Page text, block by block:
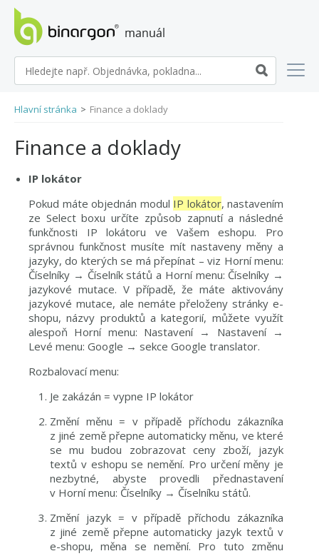
Hlavní stránka > Finance a doklady
Finance a doklady
IP lokátor
Pokud máte objednán modul IP lokátor, nastavením
ze Select boxu určíte způsob zapnutí a následné
funkčnosti IP lokátoru ve Vašem eshopu. Pro
správnou funkčnost musíte mít nastaveny měny a
jazyky, do kterých se má přepínat – viz Horní menu:
Číselníky → Číselník států a Horní menu: Číselníky →
jazykové mutace. V případě, že máte aktivovány
jazykové mutace, ale nemáte přeloženy stránky e-
shopu, názvy produktů a kategorií, můžete využít
alespoň Horní menu: Nastavení → Nastavení →
Levé menu: Google → sekce Google translator.
Rozbalovací menu:
Je zakázán = vypne IP lokátor
Změní měnu = v případě příchodu zákazníka
z jiné země přepne automaticky měnu, ve které
se mu budou zobrazovat ceny zboží, jazyk
textů v eshopu se nemění. Pro určení měny je
nezbytné, abyste provedli přednastavení
v Horní menu: Číselníky → Číselníku států.
Změní jazyk = v případě příchodu zákazníka
z jiné země přepne automaticky jazyk textů v
e-shopu, měna se nemění. Pro tuto změnu